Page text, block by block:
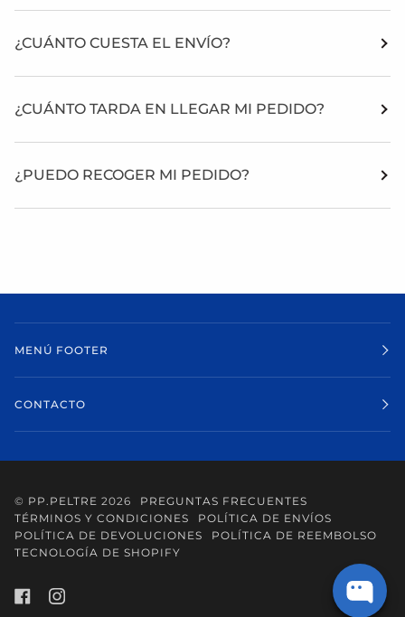
¿CUÁNTO CUESTA EL ENVÍO?
¿CUÁNTO TARDA EN LLEGAR MI PEDIDO?
¿PUEDO RECOGER MI PEDIDO?
MENÚ FOOTER
CONTACTO
© PP.PELTRE 2026
PREGUNTAS FRECUENTES
TÉRMINOS Y CONDICIONES
POLÍTICA DE ENVÍOS
POLÍTICA DE DEVOLUCIONES
POLÍTICA DE REEMBOLSO
TECNOLOGÍA DE SHOPIFY